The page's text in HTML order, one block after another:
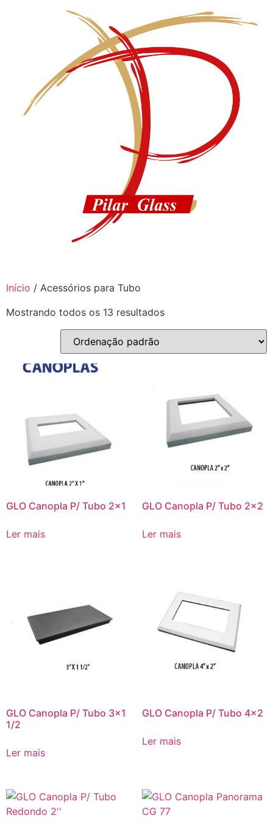
Início / Acessórios para Tubo
Mostrando todos os 13 resultados
GLO Canopla P/ Tubo 2×1
Ler mais
GLO Canopla P/ Tubo 2×2
Ler mais
GLO Canopla P/ Tubo 3×1
1/2
Ler mais
GLO Canopla P/ Tubo 4×2
Ler mais